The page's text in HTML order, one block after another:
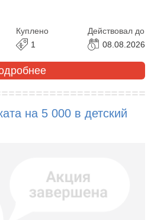
Куплено
1
Действовал до
08.08.2026
на 5 000 в детский